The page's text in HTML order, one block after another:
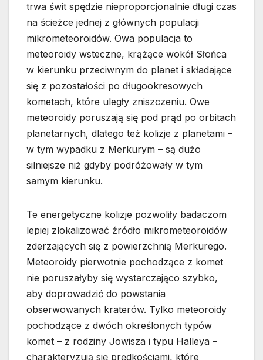
trwa świt spędzie nieproporcjonalnie długi czas
na ścieżce jednej z głównych populacji
mikrometeoroidów. Owa populacja to
meteoroidy wsteczne, krążące wokół Słońca
w kierunku przeciwnym do planet i składające
się z pozostałości po długookresowych
kometach, które uległy zniszczeniu. Owe
meteoroidy poruszają się pod prąd po orbitach
planetarnych, dlatego też kolizje z planetami –
w tym wypadku z Merkurym – są dużo
silniejsze niż gdyby podróżowały w tym
samym kierunku.
Te energetyczne kolizje pozwoliły badaczom
lepiej zlokalizować źródło mikrometeoroidów
zderzających się z powierzchnią Merkurego.
Meteoroidy pierwotnie pochodzące z komet
nie poruszałyby się wystarczająco szybko,
aby doprowadzić do powstania
obserwowanych kraterów. Tylko meteoroidy
pochodzące z dwóch określonych typów
komet – z rodziny Jowisza i typu Halleya –
charakteryzują się prędkościami, które